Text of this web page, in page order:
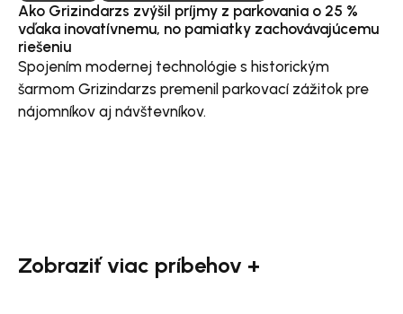
Ako Grizindarzs zvýšil príjmy z parkovania o 25 %
vďaka inovatívnemu, no pamiatky zachovávajúcemu
riešeniu
Spojením modernej technológie s historickým
šarmom Grizindarzs premenil parkovací zážitok pre
nájomníkov aj návštevníkov.
Zobraziť viac príbehov +